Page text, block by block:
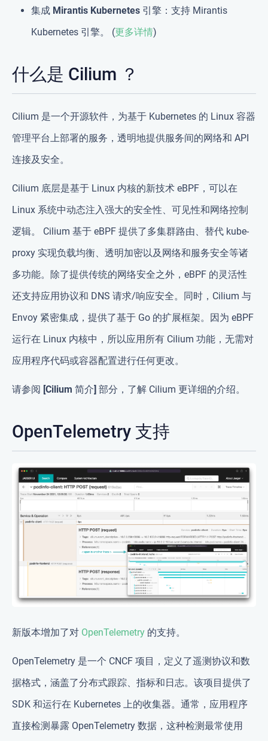
集成 Mirantis Kubernetes 引擎 ：支持 Mirantis
Kubernetes 引擎。 (更多详情)
什么是 Cilium ？
Cilium 是一个开源软件，为基于 Kubernetes 的 Linux 容器
管理平台上部署的服务，透明地提供服务间的网络和 API
连接及安全。
Cilium 底层是基于 Linux 内核的新技术 eBPF，可以在
Linux 系统中动态注入强大的安全性、可见性和网络控制
逻辑。 Cilium 基于 eBPF 提供了多集群路由、替代 kube-
proxy 实现负载均衡、透明加密以及网络和服务安全等诸
多功能。除了提供传统的网络安全之外，eBPF 的灵活性
还支持应用协议和 DNS 请求/响应安全。同时，Cilium 与
Envoy 紧密集成，提供了基于 Go 的扩展框架。因为 eBPF
运行在 Linux 内核中，所以应用所有 Cilium 功能，无需对
应用程序代码或容器配置进行任何更改。
请参阅 [Cilium 简介] 部分，了解 Cilium 更详细的介绍。
OpenTelemetry 支持
新版本增加了对 OpenTelemetry 的支持。
OpenTelemetry 是一个 CNCF 项目，定义了遥测协议和数
据格式，涵盖了分布式跟踪、指标和日志。该项目提供了
SDK 和运行在 Kubernetes 上的收集器。通常，应用程序
直接检测暴露 OpenTelemetry 数据，这种检测最常使用